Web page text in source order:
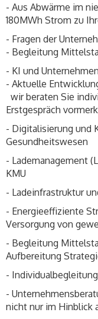
- Aus Abwärme im
180MWh Strom zu
- Fragen der
- Begleitung
- KI und
- Aktuelle
wir beraten Sie
Erstgespräch
- Digitalisierung und
Gesundheitswesen
- Lademanagement
KMU
- Ladeinfrastruktur
- Energieeffiziente
Versorgung von
- Begleitung
Aufbereitung
-
-
nicht nur im Hinblick